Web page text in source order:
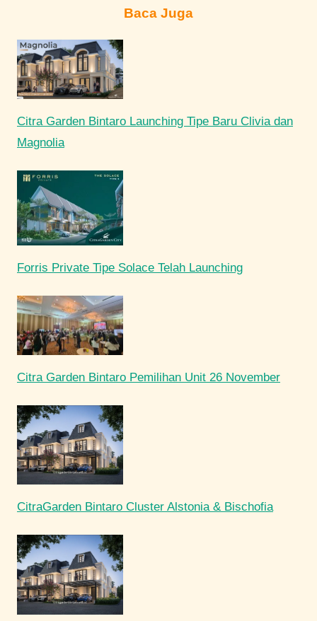
Baca Juga
Citra Garden Bintaro Launching Tipe Baru Clivia dan
Magnolia
Forris Private Tipe Solace Telah Launching
Citra Garden Bintaro Pemilihan Unit 26 November
CitraGarden Bintaro Cluster Alstonia & Bischofia